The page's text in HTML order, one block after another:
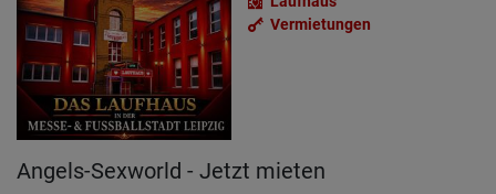
Vermietungen
Angels-Sexworld - Jetzt mieten